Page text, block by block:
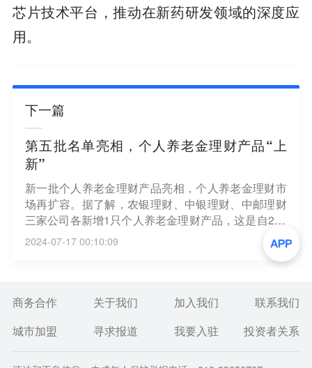
芯片技术平台，推动在新药研发领域的深度应
用。
下一篇
第五批名单亮相，个人养老金理财产品“上
新”
新一批个人养老金理财产品亮相，个人养老金理财市
场再扩容。据了解，农银理财、中银理财、中邮理财
三家公司各新增1只个人养老金理财产品，这是自202
3年2月首批个人养老金理财产品推出以来的第五批产
品。至此，个人养老金理财产品总数达到26只，投资
者累计购买金额超过47亿元。数据显示，最近7个
证报）
2024-07-17 00:10:09
商务合作 关于我们 加入我们
联系我们
城市加盟
寻求报道 我要入驻 投资者关系